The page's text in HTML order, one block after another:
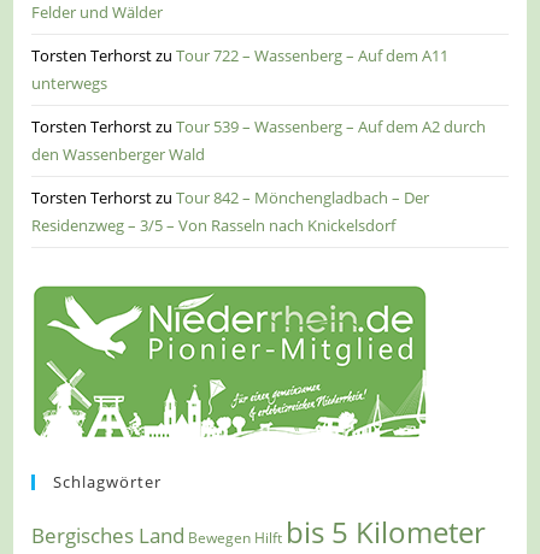
Felder und Wälder
Torsten TerhorstzuTour 722 – Wassenberg – Auf dem A11
unterwegs
Torsten TerhorstzuTour 539 – Wassenberg – Auf dem A2 durch
den Wassenberger Wald
Torsten TerhorstzuTour 842 – Mönchengladbach – Der
Residenzweg – 3/5 – Von Rasseln nach Knickelsdorf
Schlagwörter
Bergisches Land Bewegen Hilft bis 5 Kilometer